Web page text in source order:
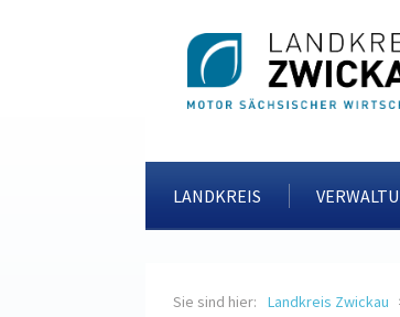
LANDKREIS
Sie sind hier: Landkreis Zwickau